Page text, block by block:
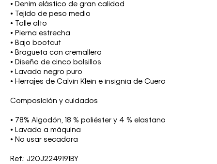
• Denim elástico de gran calidad
• Tejido de peso medio
• Talle alto
• Pierna estrecha
• Bajo bootcut
• Bragueta con cremallera
• Diseño de cinco bolsillos
• Lavado negro puro
• Herrajes de Calvin Klein e insignia de Cuero
Composición y cuidados
• 78% Algodón, 18 % poliéster y 4 % elastano
• Lavado a máquina
• No usar secadora
Ref.: J20J2249191BY